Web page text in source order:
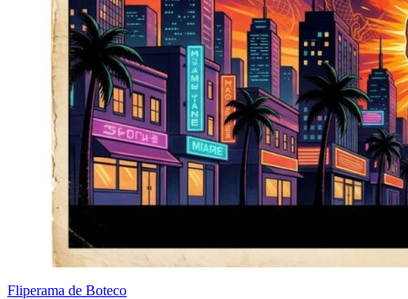
Fliperama de Boteco